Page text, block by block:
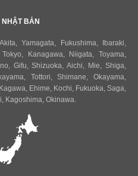
NHẬT BẢN
Akita,Yamagata, Fukushima, Ibaraki,
Tokyo, Kanagawa, Niigata,Toyama,
, Gifu, Shizuoka,Aichi, Mie, Shiga,
, Tottori, Shimane,Okayama,
Kagawa, Ehime, Kochi, Fukuoka, Saga,
, Kagoshima, Okinawa.